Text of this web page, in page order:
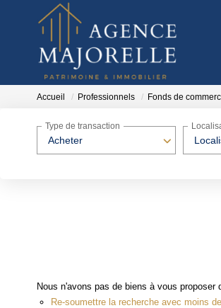
Accueil Professionnels Fonds de
Acheter
Type de transaction
Nous n'avons pas de biens à vous
Re-soumettre la recherche avec moins